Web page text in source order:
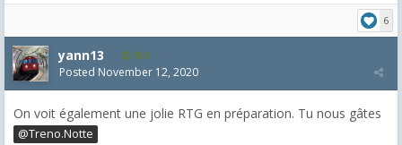
6
yann13 950
Posted November 12, 2020
On voit également une jolie RTG en préparation. Tu nous gâtes
@Treno.Notte